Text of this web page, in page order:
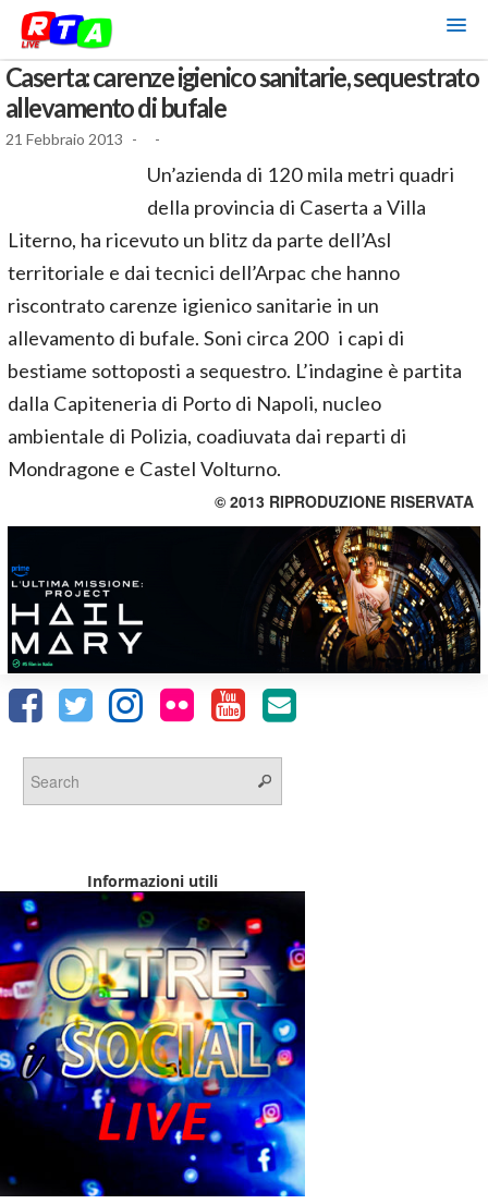
Caserta: carenze igienico sanitarie, sequestrato
allevamento di bufale
21 Febbraio 2013 - -
Un’azienda di 120 mila metri quadri
della provincia di Caserta a Villa
Literno, ha ricevuto un blitz da parte dell’Asl
territoriale e dai tecnici dell’Arpac che hanno
riscontrato carenze igienico sanitarie in un
allevamento di bufale. Soni circa 200 i capi di
bestiame sottoposti a sequestro. L’indagine è partita
dalla Capiteneria di Porto di Napoli, nucleo
ambientale di Polizia, coadiuvata dai reparti di
Mondragone e Castel Volturno.
© 2013 RIPRODUZIONE RISERVATA
Informazioni utili